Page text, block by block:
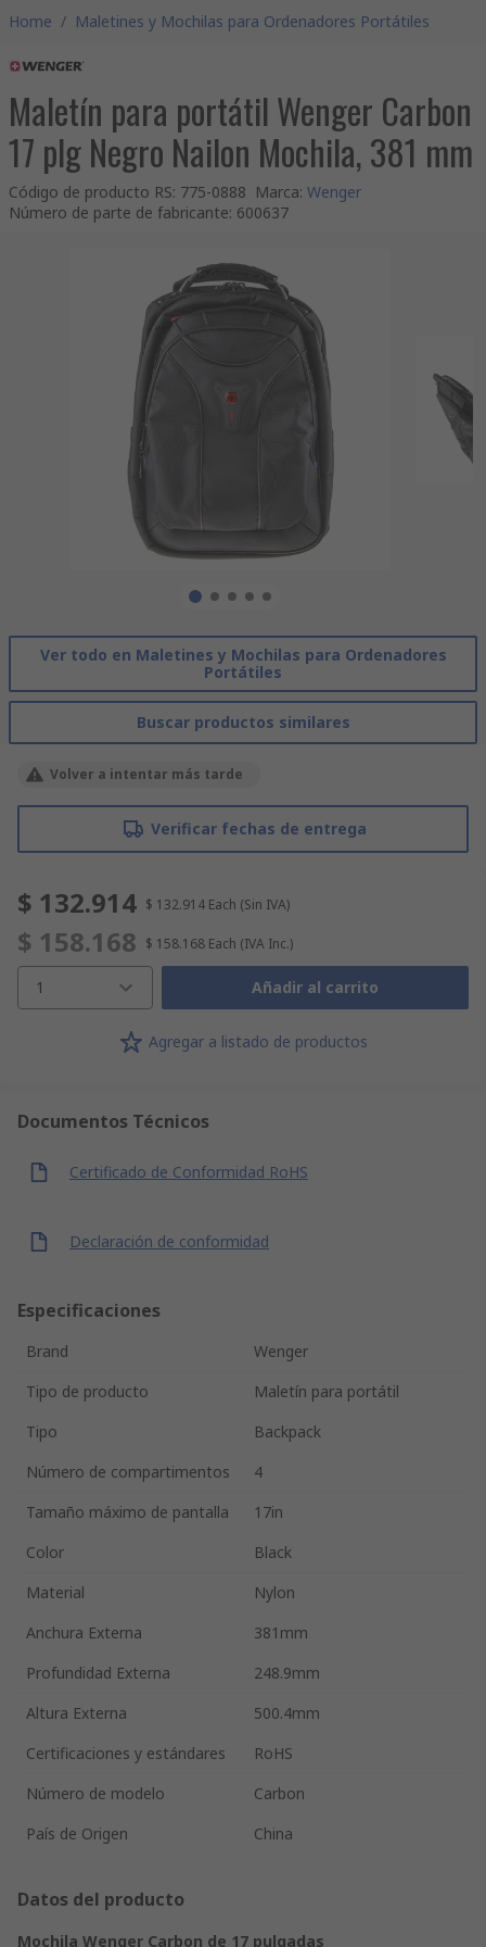
Home / Maletines y Mochilas para Ordenadores Portátiles
Maletín para portátil Wenger Carbon
17 plg Negro Nailon Mochila, 381 mm
Código de producto RS: 775-0888 Marca: Wenger
Número de parte de fabricante: 600637
Ver todo en Maletines y Mochilas para Ordenadores
Portátiles
Buscar productos similares
Volver a intentar más tarde
Verificar fechas de entrega
$ 132.914 $ 132.914 Each (Sin IVA)
$ 158.168 $ 158.168 Each (IVA Inc.)
1 Añadir al carrito
Agregar a listado de productos
Documentos Técnicos
Certificado de Conformidad RoHS
Declaración de conformidad
Especificaciones
Brand
Wenger
Tipo de producto
Maletín para portátil
Tipo
Backpack
Número de compartimentos
4
Tamaño máximo de pantalla
17in
Color
Black
Material
Nylon
Anchura Externa
381mm
Profundidad Externa
248.9mm
Altura Externa
500.4mm
Certificaciones y estándares
RoHS
Número de modelo
Carbon
País de Origen
China
Datos del producto
Mochila Wenger Carbon de 17 pulgadas